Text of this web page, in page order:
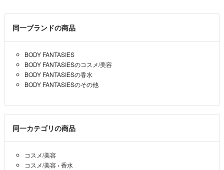
同一ブランドの商品
BODY FANTASIES
BODY FANTASIESのコスメ/美容
BODY FANTASIESの香水
BODY FANTASIESのその他
同一カテゴリの商品
コスメ/美容
コスメ/美容 › 香水